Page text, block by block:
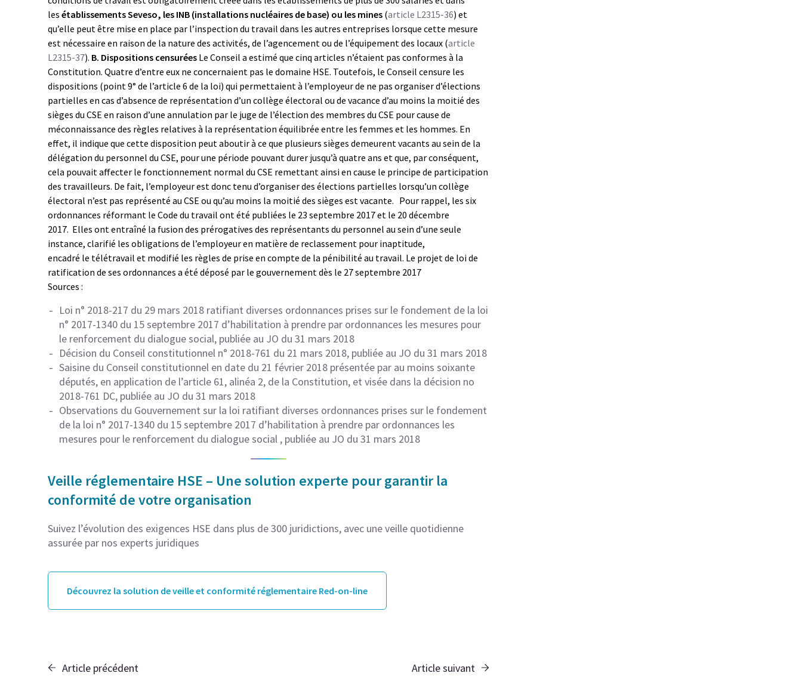
les établissements Seveso, les INB (installations nucléaires de base) ou les mines (article L2315-36) et
qu’elle peut être mise en place par l’inspection du travail dans les autres entreprises lorsque cette mesure
est nécessaire en raison de la nature des activités, de l’agencement ou de l’équipement des locaux (article
L2315-37). B. Dispositions censurées Le Conseil a estimé que cinq articles n’étaient pas conformes à la
Constitution. Quatre d’entre eux ne concernaient pas le domaine HSE. Toutefois, le Conseil censure les
dispositions (point 9° de l’article 6 de la loi) qui permettaient à l’employeur de ne pas organiser d’élections
partielles en cas d’absence de représentation d’un collège électoral ou de vacance d’au moins la moitié des
sièges du CSE en raison d’une annulation par le juge de l’élection des membres du CSE pour cause de
méconnaissance des règles relatives à la représentation équilibrée entre les femmes et les hommes. En
effet, il indique que cette disposition peut aboutir à ce que plusieurs sièges demeurent vacants au sein de la
délégation du personnel du CSE, pour une période pouvant durer jusqu’à quatre ans et que, par conséquent,
cela pouvait affecter le fonctionnement normal du CSE remettant ainsi en cause le principe de participation
des travailleurs. De fait, l’employeur est donc tenu d’organiser des élections partielles lorsqu’un collège
électoral n’est pas représenté au CSE ou qu’au moins la moitié des sièges est vacante. Pour rappel, les six
ordonnances réformant le Code du travail ont été publiées le 23 septembre 2017 et le 20 décembre
2017. Elles ont entraîné la fusion des prérogatives des représentants du personnel au sein d’une seule
instance, clarifié les obligations de l’employeur en matière de reclassement pour inaptitude,
encadré le télétravail et modifié les règles de prise en compte de la pénibilité au travail. Le projet de loi de
ratification de ses ordonnances a été déposé par le gouvernement dès le 27 septembre 2017
Sources :
Loi n° 2018-217 du 29 mars 2018 ratifiant diverses ordonnances prises sur le fondement de la loi
n° 2017-1340 du 15 septembre 2017 d’habilitation à prendre par ordonnances les mesures pour
le renforcement du dialogue social, publiée au JO du 31 mars 2018
Décision du Conseil constitutionnel n° 2018-761 du 21 mars 2018, publiée au JO du 31 mars 2018
Saisine du Conseil constitutionnel en date du 21 février 2018 présentée par au moins soixante
députés, en application de l’article 61, alinéa 2, de la Constitution, et visée dans la décision no
2018-761 DC, publiée au JO du 31 mars 2018
Observations du Gouvernement sur la loi ratifiant diverses ordonnances prises sur le fondement
de la loi n° 2017-1340 du 15 septembre 2017 d’habilitation à prendre par ordonnances les
mesures pour le renforcement du dialogue social , publiée au JO du 31 mars 2018
Veille réglementaire HSE – Une solution experte pour garantir la
conformité de votre organisation
Suivez l’évolution des exigences HSE dans plus de 300 juridictions, avec une veille quotidienne
assurée par nos experts juridiques
Découvrez la solution de veille et conformité réglementaire Red-on-line
Article précédent Article suivant